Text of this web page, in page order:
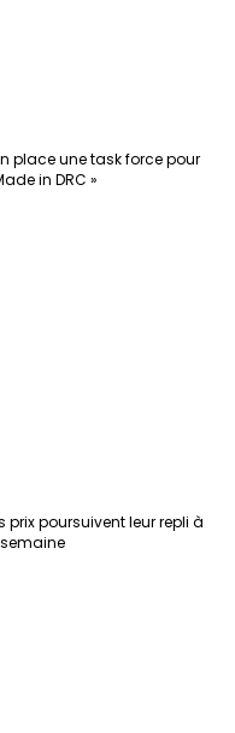
place une task force pour
in DRC »
poursuivent leur repli à